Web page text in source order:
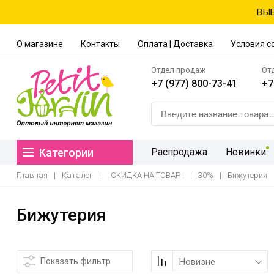
О магазине Контакты Оплата | Доставка Условия
Отдел продаж
+7 (977) 800-73-41
Категории Распродажа Новинки
Главная | Каталог | ! СКИДКА НА ТОВАР ! | 30% | Бижутерия
Бижутерия
Показать фильтр Новизне